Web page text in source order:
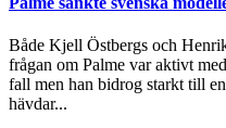
Både Kjell Östbergs och
frågan om Palme var aktivt
fall men han bidrog starkt till
hävdar...